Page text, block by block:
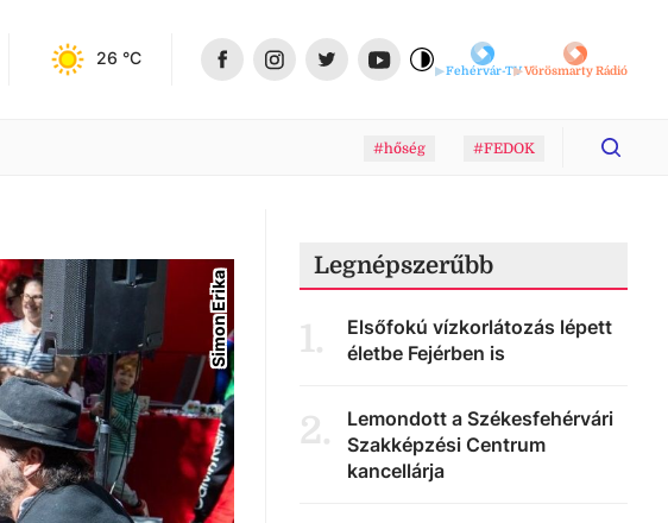
26 °C
Fehérvár-TVVörösmarty Rádió
#hőség #FEDOK
Simon Erika
Legnépszerűbb
1.
Elsőfokú vízkorlátozás lépett
életbe Fejérben is
2.
Lemondott a Székesfehérvári
Szakképzési Centrum
kancellárja